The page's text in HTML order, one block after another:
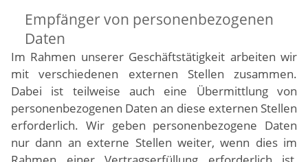
Empfänger von personenbezogenen
Daten
Im Rahmen unserer Geschäftstätigkeit arbeiten wir
mit verschiedenen externen Stellen zusammen.
Dabei ist teilweise auch eine Übermittlung von
personenbezogenen Daten an diese externen Stellen
erforderlich. Wir geben personenbezogene Daten
nur dann an externe Stellen weiter, wenn dies im